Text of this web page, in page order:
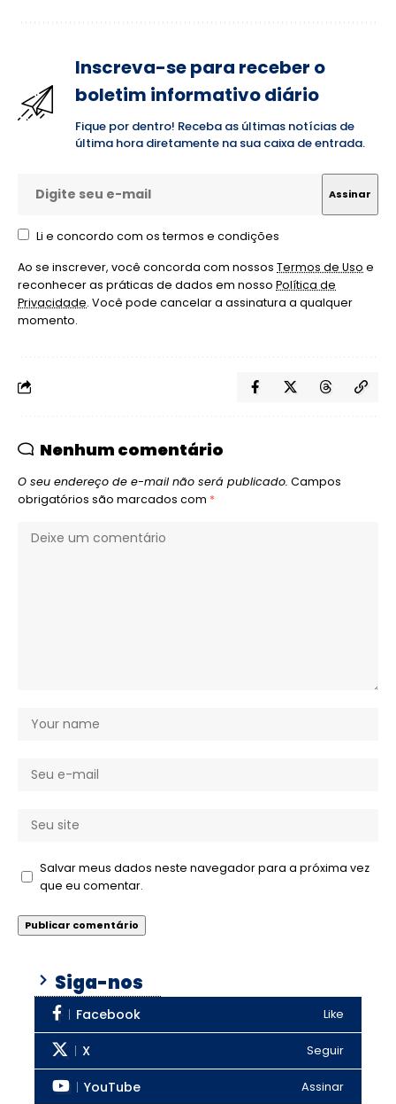
Inscreva-se para receber o
boletim informativo diário
Fique por dentro! Receba as últimas notícias de
última hora diretamente na sua caixa de entrada.
Li e concordo com os termos e condições
Ao se inscrever, você concorda com nossos Termos de Uso e
reconhecer as práticas de dados em nosso Política de
Privacidade. Você pode cancelar a assinatura a qualquer
momento.
Nenhum comentário
O seu endereço de e-mail não será publicado. Campos
obrigatórios são marcados com *
Salvar meus dados neste navegador para a próxima vez
que eu comentar.
Siga-nos
Facebook Like
X Seguir
YouTube Assinar